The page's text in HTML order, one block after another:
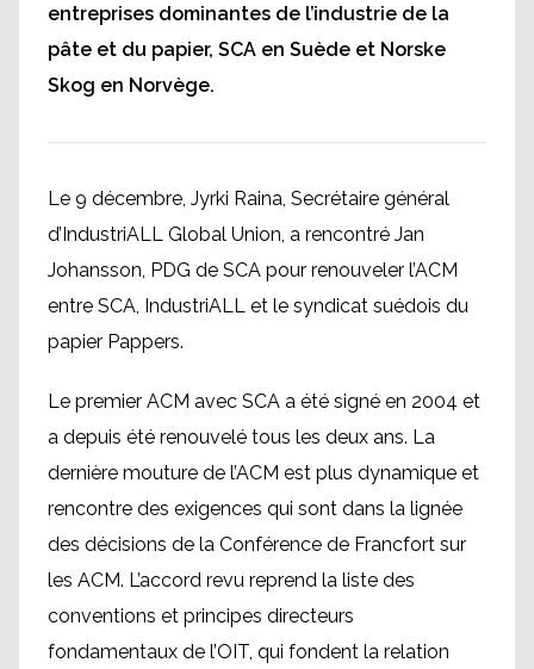
entreprises dominantes de l’industrie de la
pâte et du papier, SCA en Suède et Norske
Skog en Norvège.
Le 9 décembre, Jyrki Raina, Secrétaire général
d’IndustriALL Global Union, a rencontré Jan
Johansson, PDG de SCA pour renouveler l’ACM
entre SCA, IndustriALL et le syndicat suédois du
papier Pappers.
Le premier ACM avec SCA a été signé en 2004 et
a depuis été renouvelé tous les deux ans. La
dernière mouture de l’ACM est plus dynamique et
rencontre des exigences qui sont dans la lignée
des décisions de la Conférence de Francfort sur
les ACM. L’accord revu reprend la liste des
conventions et principes directeurs
fondamentaux de l’OIT, qui fondent la relation